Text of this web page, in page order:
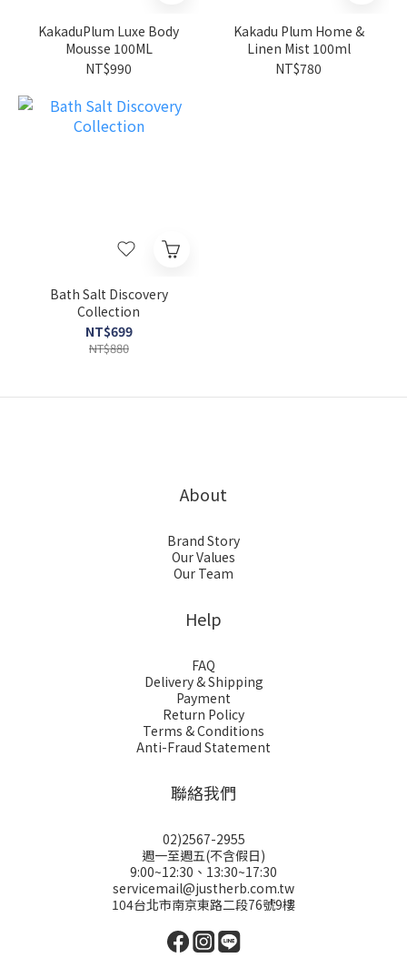
KakaduPlum Luxe Body
Mousse 100ML
NT$990
Kakadu Plum Home &
Linen Mist 100ml
NT$780
Bath Salt Discovery
Collection
NT$699
NT$880
About
Brand Story
Our Values
Our Team
Help
FAQ
Delivery & Shipping
Payment
Return Policy
Terms & Conditions
Anti-Fraud Statement
聯絡我們
02)2567-2955
週一至週五(不含假日)
9:00~12:30、13:30~17:30
servicemail@justherb.com.tw
104台北市南京東路二段76號9樓